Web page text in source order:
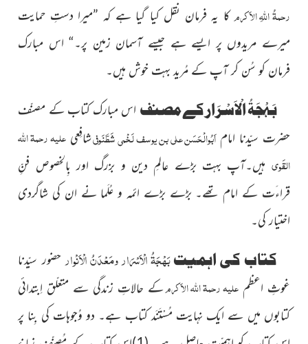
رحمۃُ اللہِ الاَکرمکا یہ فرمان نقل کیا گیا ہے کہ ”میرا دستِ حمایت
میرے مریدوں پر ایسے ہے جیسے آسمان زمین پر۔“ اس مبارک
فرمان کو سُن کر آپ کے مُرید بہت خوش ہیں۔
بَہْجَۃُ الْاَسْرَار کے مصنف اس مبارک کتاب کے مصنّف
حضرت سیّدنا اماماَبُوالْحَسَن علی بن یوسف لَخْمی شَطَّنَوفیشافِعیعلیہ رحمۃ اللہ
القَوی ہیں۔آپ بہت بڑے عالمِ دین و بزرگ اور بِالخصوص فنِّ
قراءَت کے امام تھے۔ بڑے بڑے ائمہ و عُلَما نے ان کی شاگردی
اختیار کی۔
کتاب کی اہمیتبَہْجَۃُ الْاَسْرَار ومَعْدَنُ الْاَنْوارحضور سیّدنا
غوثِ اعظمعلیہ رحمۃ اللہ الاَکرمکے حالاتِ زندگی سے متعلّق اِبتدائی
کتابوں میں سے ایک نہایت مُسْتَنَد کتاب ہے۔ دو وُجوہات کی بِنا پر